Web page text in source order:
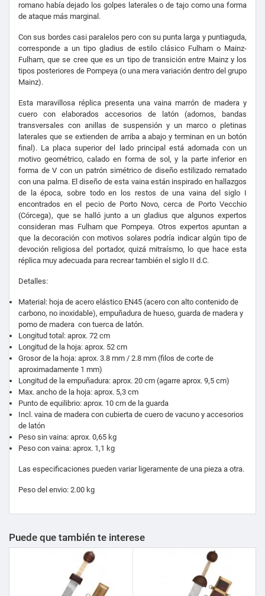
romano había dejado los golpes laterales o de tajo como una forma
de ataque más marginal.
Con sus bordes casi paralelos pero con su punta larga y puntiaguda,
corresponde a un tipo gladius de estilo clásico Fulham o Mainz-
Fulham, que se cree que es un tipo de transición entre Mainz y los
tipos posteriores de Pompeya (o una mera variación dentro del grupo
Mainz).
Esta maravillosa réplica presenta una vaina marrón de madera y
cuero con elaborados accesorios de latón (adornos, bandas
transversales con anillas de suspensión y un marco o pletinas
laterales que se extienden de arriba a abajo y terminan en un botón
final). La placa superior del lado principal está adornada con un
motivo geométrico, calado en forma de sol, y la parte inferior en
forma de V con un patrón simétrico de diseño estilizado rematado
con una palma. El diseño de esta vaina están inspirado en hallazgos
de la época, sobre todo en los restos de una vaina del siglo I
encontrados en el pecio de Porto Novo, cerca de Porto Vecchio
(Córcega), que se halló junto a un gladius que algunos expertos
consideran mas Fulham que Pompeya. Otros expertos apuntan a
que la decoración con motivos solares podría indicar algún tipo de
devoción religiosa del portador, quizá mitraísmo, lo que hace esta
réplica muy adecuada para recrear también el siglo II d.C.
Detalles:
Material: hoja de acero elástico EN45 (acero con alto contenido de
carbono, no inoxidable), empuñadura de hueso, guarda de madera y
pomo de madera con tuerca de latón.
Longitud total: aprox. 72 cm
Longitud de la hoja: aprox. 52 cm
Grosor de la hoja: aprox. 3.8 mm / 2.8 mm (filos de corte de
aproximadamente 1 mm)
Longitud de la empuñadura: aprox. 20 cm (agarre aprox. 9,5 cm)
Max. ancho de la hoja: aprox. 5,3 cm
Punto de equilibrio: aprox. 10 cm de la guarda
Incl. vaina de madera con cubierta de cuero de vacuno y accesorios
de latón
Peso sin vaina: aprox. 0,65 kg
Peso con vaina: aprox. 1,1 kg
Las especificaciones pueden variar ligeramente de una pieza a otra.
Peso del envio: 2.00 kg
Puede que también te interese